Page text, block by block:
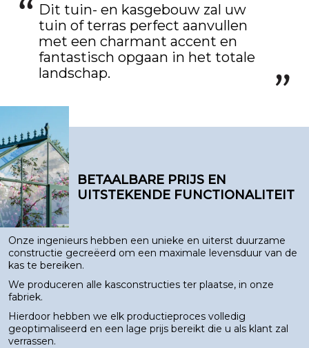
Dit tuin- en kasgebouw zal uw
tuin of terras perfect aanvullen
met een charmant accent en
fantastisch opgaan in het totale
landschap.
BETAALBARE PRIJS EN
UITSTEKENDE FUNCTIONALITEIT
Onze ingenieurs hebben een unieke en uiterst duurzame
constructie gecreëerd om een maximale levensduur van de
kas te bereiken.
We produceren alle kasconstructies ter plaatse, in onze
fabriek.
Hierdoor hebben we elk productieproces volledig
geoptimaliseerd en een lage prijs bereikt die u als klant zal
verrassen.